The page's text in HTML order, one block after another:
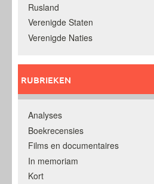
Rusland
Verenigde Staten
Verenigde Naties
RUBRIEKEN
Analyses
Boekrecensies
Films en documentaires
In memoriam
Kort